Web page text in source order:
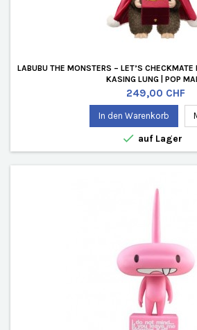
LABUBU THE MONSTERS – LET’S CHECKMATE
KASING LUNG | POP
Preis
249,00 CHF
In den Warenkorb
 auf Lager